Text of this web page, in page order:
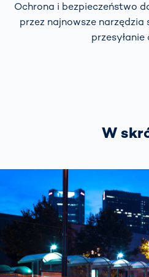
Ochrona i bezpieczeństwo
przez najnowsze
przesyłanie
W